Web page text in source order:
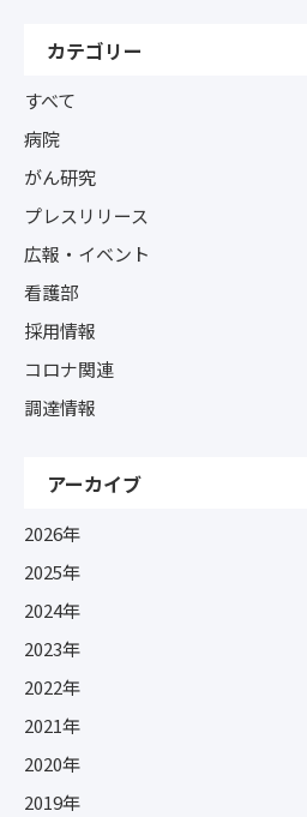
カテゴリー
すべて
病院
がん研究
プレスリリース
広報・イベント
看護部
採用情報
コロナ関連
調達情報
アーカイブ
2026年
2025年
2024年
2023年
2022年
2021年
2020年
2019年